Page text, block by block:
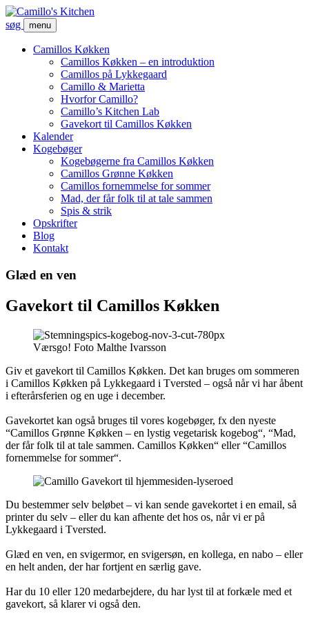
søg menu
Camillos Køkken
Camillos Køkken – en introduktion
Camillos på Lykkegaard
Camillo & Marietta
Hvorfor Camillo?
Camillo’s Kitchen Lab
Gavekort til Camillos Køkken
Kalender
Kogebøger
Kogebøgerne fra Camillos Køkken
Camillos Grønne Køkken
Camillos fornemmelse for sommer
Mad, der får folk til at tale sammen
Spis & strik
Opskrifter
Blog
Kontakt
Glæd en ven
Gavekort til Camillos Køkken
Værsgo! Foto Malthe Ivarsson
Giv et gavekort til Camillos Køkken. Det kan bruges om sommeren
i Camillos Køkken på Lykkegaard i Tversted – også når vi har åbent
i efterårsferien og en uge i december.
Gavekortet kan også bruges til vores kogebøger, fx den nyeste
“Camillos Grønne Køkken – en lystig vegetarisk kogebog“, “Mad,
der får folk til at tale sammen. Camillos Køkken“ eller “Camillos
fornemmelse for sommer“.
Du bestemmer selv beløbet – vi kan sende gavekortet i en email, så
printer du selv – eller du kan afhente det hos os, når vi er på
Lykkegaard i Tversted.
Glæd en ven, en svigermor, en svigersøn, en kollega, en nabo – eller
en helt anden, der har fortjent en særlig gave.
Har du 10 eller 120 medarbejdere, du har lyst til at forkæle med et
gavekort, så klarer vi også den.